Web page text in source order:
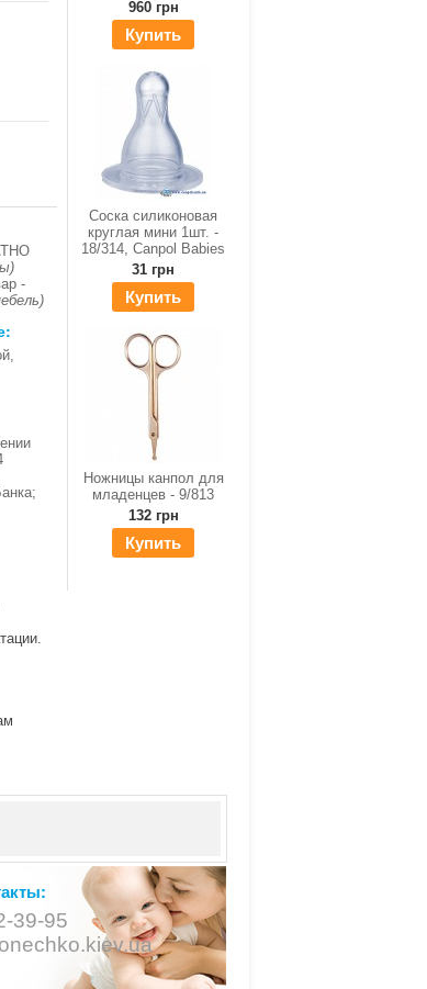
960 грн
Купить
Соска силиконовая
круглая мини 1шт. -
18/314, Canpol Babies
31 грн
Купить
Ножницы канпол для
младенцев - 9/813
132 грн
Купить
-
39-95